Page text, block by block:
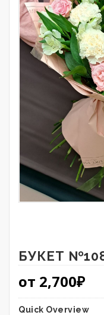
БУКЕТ
от 2,700₽
Quick Overview